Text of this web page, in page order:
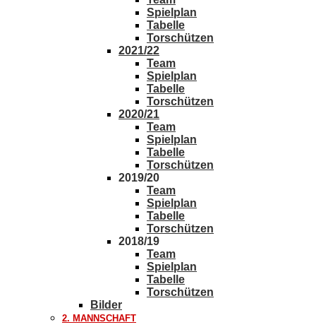
Spielplan
Tabelle
Torschützen
2021/22
Team
Spielplan
Tabelle
Torschützen
2020/21
Team
Spielplan
Tabelle
Torschützen
2019/20
Team
Spielplan
Tabelle
Torschützen
2018/19
Team
Spielplan
Tabelle
Torschützen
Bilder
2. MANNSCHAFT